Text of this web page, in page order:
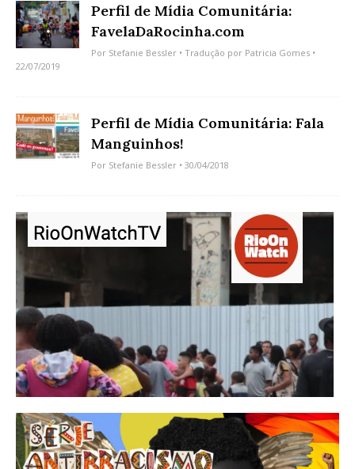
Perfil de Mídia Comunitária:
FavelaDaRocinha.com
Por Stefanie Bessler • Tradução por Patricia Gomes •
22/07/2019
Perfil de Mídia Comunitária: Fala
Manguinhos!
Por Stefanie Bessler • 30/04/2018